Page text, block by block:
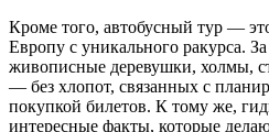
Кроме того, автобусный тур —
Европу с уникального ракурса.
живописные деревушки, холмы,
— без хлопот, связанных с
покупкой билетов. К тому же,
интересные факты, которые